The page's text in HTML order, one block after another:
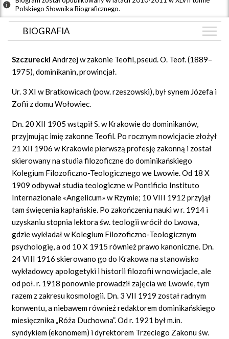
Polskiego Słownika Biograficznego.
BIOGRAFIA
GRAF POWIĄZAŃ
DYSKUSJA
Mapa
SzczureckiAndrzej w zakonie Teofil, pseud. O. Teof. (1889–
1975), dominikanin, prowincjał.
Ur. 3 XI w Bratkowicach (pow. rzeszowski), był synem Józefa i
Zofii z domu Wołowiec.
Dn. 20 XII 1905 wstąpił S. w Krakowie do dominikanów,
przyjmując imię zakonne Teofil. Po rocznym nowicjacie złożył
21 XII 1906 w Krakowie pierwszą profesję zakonną i został
skierowany na studia filozoficzne do dominikańskiego
Kolegium Filozoficzno-Teologicznego we Lwowie. Od 18 X
1909 odbywał studia teologiczne w Pontificio Instituto
Internazionale «Angelicum» w Rzymie; 10 VIII 1912 przyjął
tam święcenia kapłańskie. Po zakończeniu nauki w r. 1914 i
uzyskaniu stopnia lektora św. teologii wrócił do Lwowa,
gdzie wykładał w Kolegium Filozoficzno-Teologicznym
psychologię, a od 10 X 1915 również prawo kanoniczne. Dn.
24 VIII 1916 skierowano go do Krakowa na stanowisko
wykładowcy apologetyki i historii filozofii w nowicjacie, ale
od poł. r. 1918 ponownie prowadził zajęcia we Lwowie, tym
razem z zakresu kosmologii. Dn. 3 VII 1919 został radnym
konwentu, a niebawem również redaktorem dominikańskiego
miesięcznika „Róża Duchowna”. Od r. 1921 był m.in.
syndykiem (ekonomem) i dyrektorem Trzeciego Zakonu św.